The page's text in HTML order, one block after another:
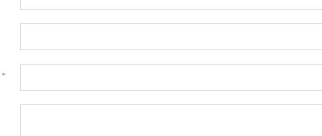
*